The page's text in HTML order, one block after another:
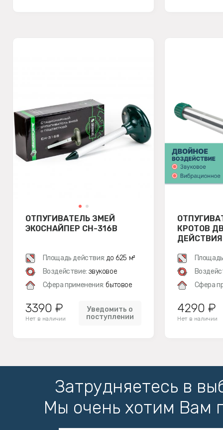
ОТПУГИВАТЕЛЬ ЗМЕЙ
ЭКОСНАЙПЕР CH-316B
Площадь действия: до 625 м²
Воздействие: звуковое
Сфера применения: бытовое
3390 ₽
Нет в наличии
Уведомить о
поступлении
КРОТОВ
ДЕЙСТВИЯ
Сфера
4290 ₽
Нет в наличии
Затрудняетесь в
Мы очень хотим Вам